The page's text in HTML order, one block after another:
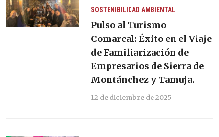
SOSTENIBILIDAD AMBIENTAL
Pulso al Turismo
Comarcal: Éxito en el Viaje
de Familiarización de
Empresarios de Sierra de
Montánchez y Tamuja.
12 de diciembre de 2025